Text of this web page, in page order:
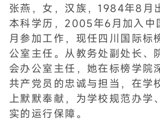
张燕，女，汉族，1984年8月
本科学历，2005年6月加入
月参加工作，现任四川国际标
公室主任。从教务处副处长、
会办公室主任，她在标榜学院
共产党员的忠诚与担当，在学
上默默奉献，为学校规范办学
实的运行保障。